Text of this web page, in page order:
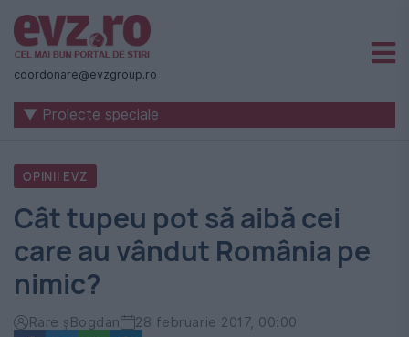
Știri
naționale
internaționale
România
-
Evenimentul
Zilei
coordonare@evzgroup.ro
▼ Proiecte speciale
OPINII EVZ
Cât tupeu pot să aibă cei
care au vândut România pe
nimic?
Rare șBogdan 28 februarie 2017, 00:00